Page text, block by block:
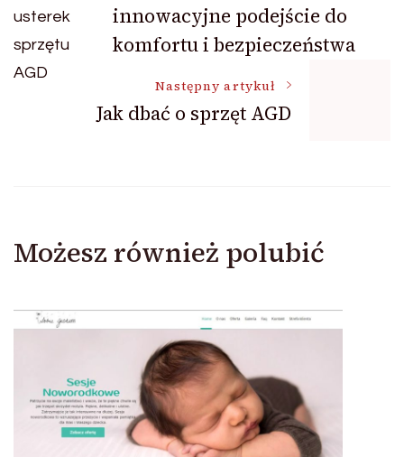
innowacyjne podejście do
komfortu i bezpieczeństwa
Następny artykuł
Jak dbać o sprzęt AGD
Możesz również polubić